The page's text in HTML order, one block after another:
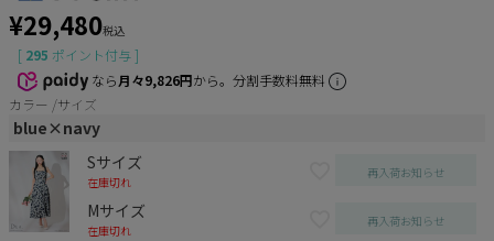
¥29,480税込
[ 295 ポイント付与 ]
なら月々9,826円から。分割手数料無料
カラー
サイズ
blue×navy
Sサイズ
在庫切れ
再入荷お知らせ
Mサイズ
在庫切れ
再入荷お知らせ